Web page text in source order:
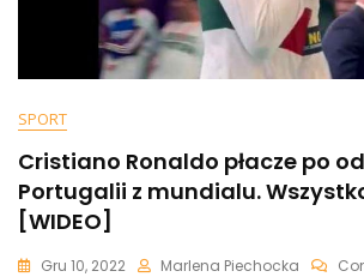
SPORT
Cristiano Ronaldo płacze po
Portugalii z mundialu.
[WIDEO]
Gru 10, 2022 Marlena Piechocka